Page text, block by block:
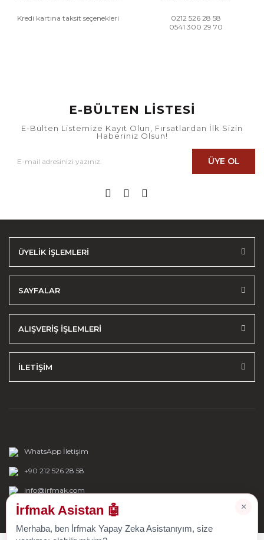
Kredi kartına taksit seçenekleri
0212 526 28 58
0541 300 29 70
E-BÜLTEN LİSTESİ
E-Bülten Listemize Kayıt Olun, Fırsatlardan İlk Sizin
Haberiniz Olsun!
ÜYE OL
ÜYELİK İŞLEMLERİ
SAYFALAR
ALIŞVERİŞ İŞLEMLERİ
İLETİŞİM
WhatsApp İletişim
+90 212 526 28 58
info@irfmak.com
×
İrfmak Asistan 🤖
Merhaba, ben İrfmak Yapay Zeka Asistanıyım, size